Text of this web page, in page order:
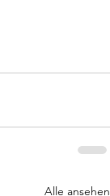
Alle ansehen